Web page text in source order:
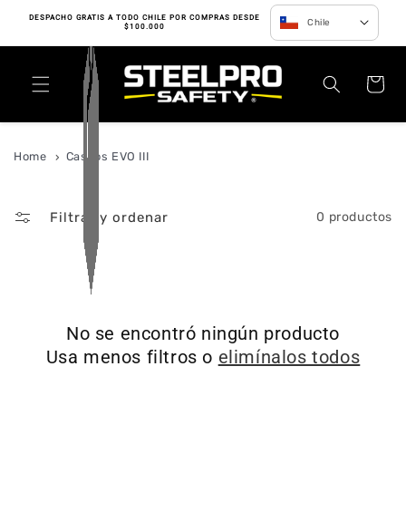
Ir directamente
DESPACHO GRATIS A TODO CHILE POR COMPRAS DESDE
$100.000
Chile
Carrito
Home Cascos EVO III
Filtrar y ordenar 0 productos
No se encontró ningún producto
Usa menos filtros o elimínalos todos